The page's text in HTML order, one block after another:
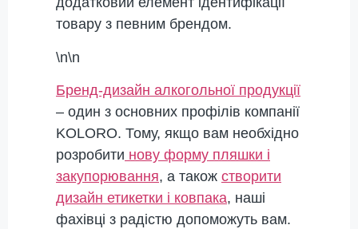
товару з певним брендом.
\n\n
Бренд-дизайн алкогольної продукції
– один з основних профілів компанії
KOLORO. Тому, якщо вам необхідно
розробити нову форму пляшки і
закупорювання, а також створити
дизайн етикетки і ковпака, наші
фахівці з радістю допоможуть вам.